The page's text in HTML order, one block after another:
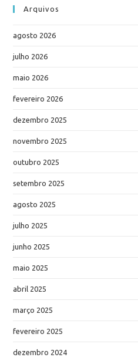
Arquivos
agosto 2026
julho 2026
maio 2026
fevereiro 2026
dezembro 2025
novembro 2025
outubro 2025
setembro 2025
agosto 2025
julho 2025
junho 2025
maio 2025
abril 2025
março 2025
fevereiro 2025
dezembro 2024